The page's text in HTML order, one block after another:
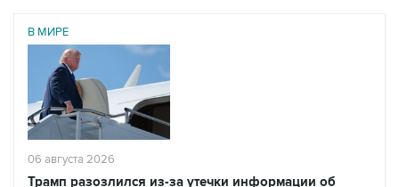
06 августа 2026
Трамп разозлился из-за утечки информации об
истощении запасов боеприпасов
Читать подробнее